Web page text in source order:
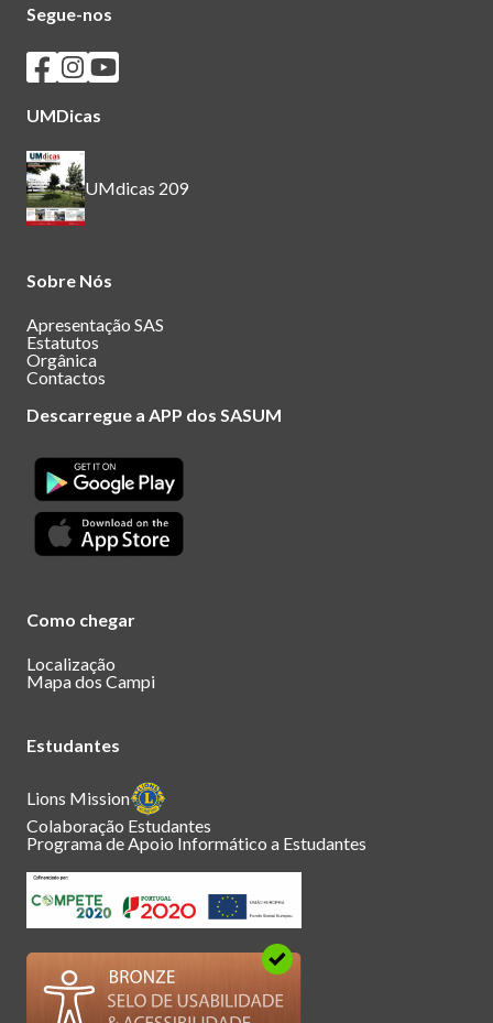
Segue-nos
Seguir os SASUM no Facebook
Seguir os SASUM no Instagram
Seguir os SASUM no Youtube
UMDicas
UMdicas 209
Sobre Nós
Apresentação SAS
Estatutos
Orgânica
Contactos
Descarregue a APP dos SASUM
Como chegar
Localização
Mapa dos Campi
Estudantes
Lions Mission
Colaboração Estudantes
Programa de Apoio Informático a Estudantes